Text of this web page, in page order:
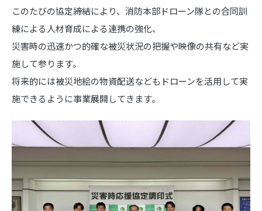
このたびの協定締結により、消防本部ドローン隊との合同訓
練による人材育成による連携の強化、
災害時の迅速かつ的確な被災状況の把握や映像の共有など実
施して参ります。
将来的には被災地絵の物資配送などもドローンを活用して実
施できるように事業展開してきます。